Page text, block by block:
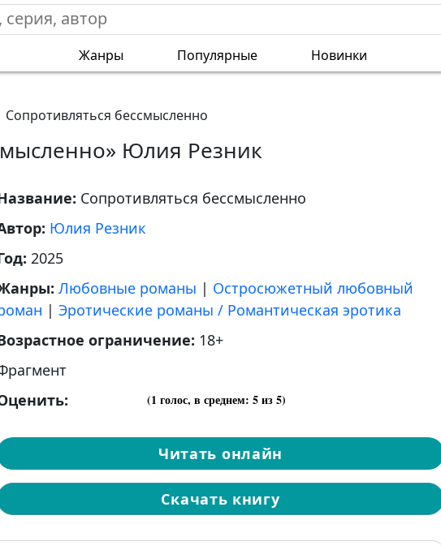
Жанры Популярные Новинки
Сопротивляться бессмысленно
Юлия Резник
Сопротивляться бессмысленно
Юлия Резник
2025
Любовные романы | Остросюжетный любовный
| Эротические романы / Романтическая эротика
ограничение: 18+
(1 голос, в среднем: 5из 5)
Читать онлайн
Скачать книгу